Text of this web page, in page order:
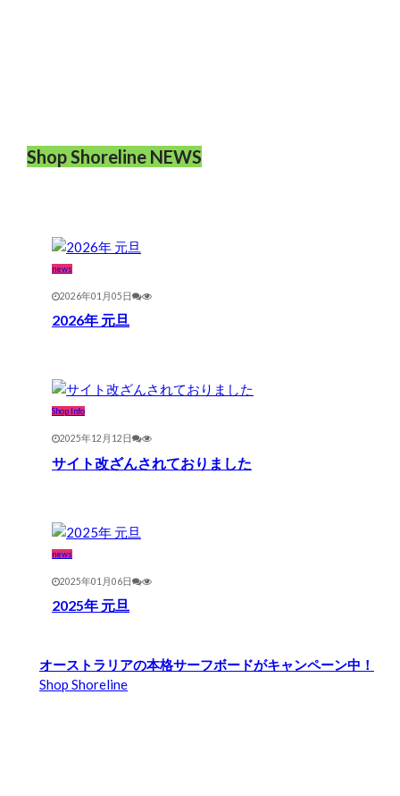
Shop Shoreline NEWS
news
2026年01月05日
2026年 元旦
Shop Info
2025年12月12日
サイト改ざんされておりました
news
2025年01月06日
2025年 元旦
オーストラリアの本格サーフボードがキャンペーン中！
Shop Shoreline